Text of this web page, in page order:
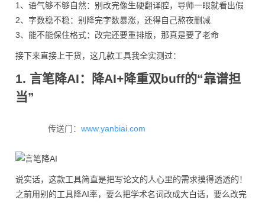
1、语气够不够自然：别改完像生硬翻译腔，导师一眼就看出假
2、字数稳不稳：别降完字数暴涨，还得自己熬夜删减
3、能不能保住格式：改完还要重排版，那真是要了老命
接下来直接上干货，这几款工具我全实测过：
1. 言笔降AI：降AI+降重双buff的“靠谱担
当”
传送门： www.yanbiai.com
说实话，这款工具简直是把写论文的人心里的需求摸得透透的！
之前用别的工具降AI率，要么把学术名词改成大白话，要么改完